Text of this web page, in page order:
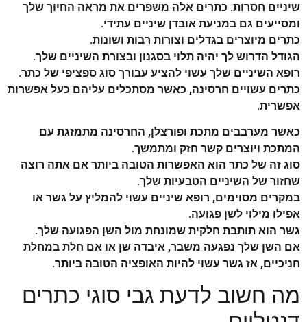
שיניים חסרות. כתרים אלה משפרים את מראה החיוך שלך
ומסייעים גם במניעת אובדן שיניים עתידי.
כתרים מיוצרים בגדלים וצורות רבות ושונות.
הגודל הדרוש לך יהיה תלוי בסגנון ובצורת השיניים שלך.
רופא השיניים שלך עשוי להציע עבורך סוג ספציפי של כתר.
כתרים עשויים חרסינה, כאשר מסתכלים עליהם כעל אפשרות
אפשרית.
כאשר מערבבים מתכת ופורצלן, החרסינה מתמזגת עם
המתכת ויוצרים קשר חזק ומתמשך.
סוג זה של כתר הוא האפשרות הטובה ביותר אם אתה רוצה
שחזור של השיניים הטבעיות שלך.
במקרים מסוימים, רופא שיניים עשוי להמליץ ​​על גשר או
אפילו מילוי לשן פגועה.
גשר הוא תותבת חלקית שמונחת מול השן הפגועה שלך.
אם השן שלך נפגעה משבר, איבדה שן או אם חלת במחלת
חניכיים, אז גשר עשוי להיות האופציה הטובה ביותר.
מה חשוב לדעת גבי סוגי כתרים